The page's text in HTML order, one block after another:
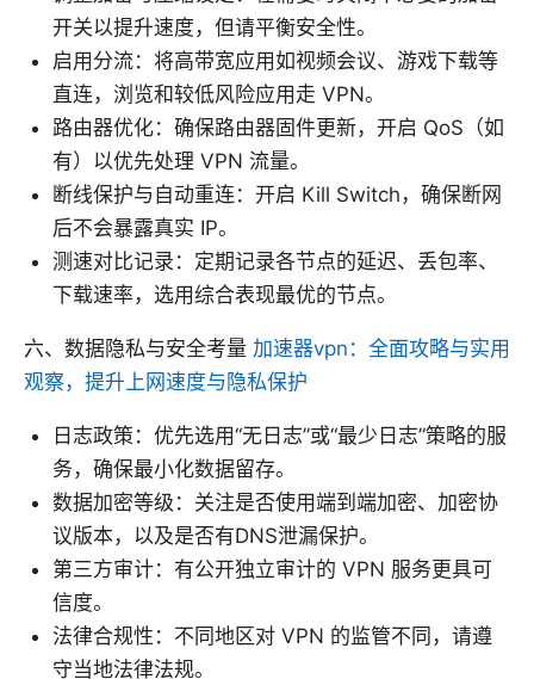
开关以提升速度，但请平衡安全性。
启用分流：将高带宽应用如视频会议、游戏下载等
直连，浏览和较低风险应用走 VPN。
路由器优化：确保路由器固件更新，开启 QoS（如
有）以优先处理 VPN 流量。
断线保护与自动重连：开启 Kill Switch，确保断网
后不会暴露真实 IP。
测速对比记录：定期记录各节点的延迟、丢包率、
下载速率，选用综合表现最优的节点。
六、数据隐私与安全考量 加速器vpn：全面攻略与实用
观察，提升上网速度与隐私保护
日志政策：优先选用“无日志”或“最少日志”策略的服
务，确保最小化数据留存。
数据加密等级：关注是否使用端到端加密、加密协
议版本，以及是否有DNS泄漏保护。
第三方审计：有公开独立审计的 VPN 服务更具可
信度。
法律合规性：不同地区对 VPN 的监管不同，请遵
守当地法律法规。